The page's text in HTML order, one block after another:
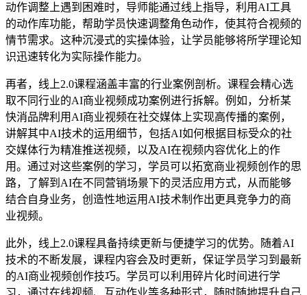
动作调整上遇到困难时，导师能通过线上指导，利用AI工具
的动作库功能，帮助学员快速调整角色动作，使其符合视频的
情节需求。这种沉浸式的实操体验，让学员能够将所学理论知
识迅速转化为实际操作能力。
再者，线上2.0课程涵盖丰富的行业案例剖析。课程会精心选
取不同行业的AI商业视频成功案例进行拆解。例如，分析某
快消品牌利用AI商业视频在社交媒体上实现高传播的案例，
讲解其中AI技术的运用细节，包括AI如何根据目标受众的社
交媒体行为精准推送视频，以及AI在视频内容优化上的作
用。通过对这些案例的学习，学员可以拓宽商业视频创作的思
路，了解到AI在不同营销场景下的灵活应用方式，从而能够
结合自身业务，创造性地运用AI技术制作出更具竞争力的商
业视频。
此外，线上2.0课程具备持续更新与便捷学习的优势。随着AI
技术的不断发展，课程内容会及时更新，保证学员学习到最新
的AI商业视频创作技巧。学员可以利用碎片化时间进行学
习，通过在线视频、互动作业等多种形式，随时随地提升自己